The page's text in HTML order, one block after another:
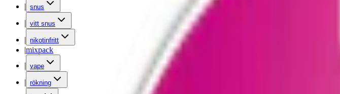
| snus
| vitt snus
| nikotinfritt
|mixpack
| vape
| rökning